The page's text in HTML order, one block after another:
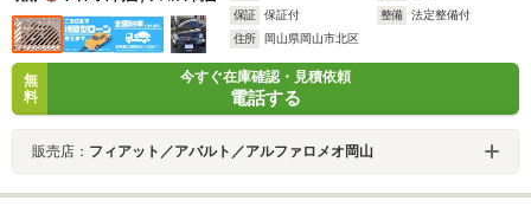
保証
保証付 整備
法定整備付
住所
岡山県岡山市北区
無
料
今すぐ在庫確認・見積依頼
電話する
販売店： フィアット／アバルト／アルファロメオ岡山